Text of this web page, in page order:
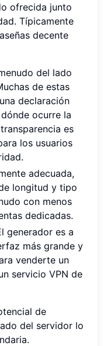
ofrecida junto
Típicamente
decente
del lado
de estas
declaración
ocurre la
es
los usuarios
adecuada,
longitud y tipo
con menos
dedicadas.
generador es a
más grande y
venderte un
servicio VPN de
de
del servidor lo